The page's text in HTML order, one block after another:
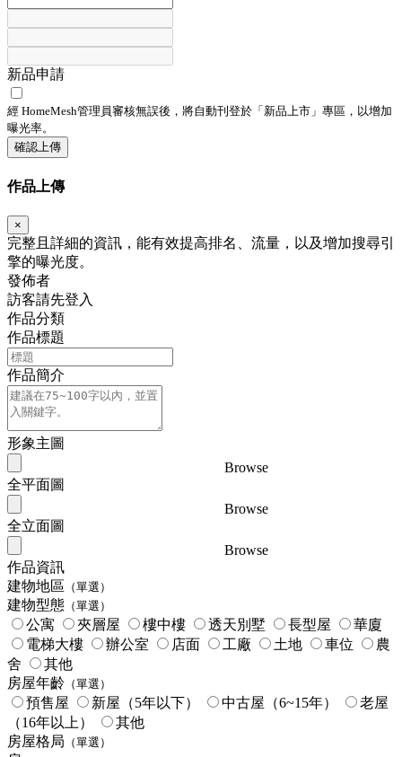
新品申請
經 HomeMesh管理員審核無誤後，將自動刊登於「 新品上市 」專區，以增加
曝光率。
確認上傳
作品上傳
×
完整且詳細的資訊，能有效提高排名、流量，以及增加搜尋引
擎的曝光度。
發佈者
訪客請先登入
作品分類
作品標題
作品簡介
形象主圖
Browse
全平面圖
Browse
全立面圖
Browse
作品資訊
建物地區 （單選）
建物型態 （單選）
公寓 夾層屋 樓中樓 透天別墅 長型屋
華廈
電梯大樓
辦公室 店面 工廠 土地 車位
農
舍
其他
房屋年齡 （單選）
預售屋 新屋（5年以下） 中古屋（6~15年）
老屋
（16年以上）
其他
房屋格局 （單選）